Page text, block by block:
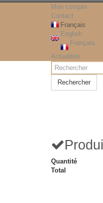
Mon compte
Contact
Français
English
Français
Actualités
Rechercher
Quantité
Total